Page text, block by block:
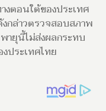
ตอนใต้ของประเทศ
กล่าวตรวจสอบสภาพ
ายุนี้ไม่ส่งผลกระทบ
ประเทศไทย